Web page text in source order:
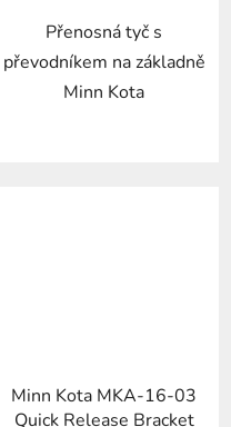
Přenosná tyč s
převodníkem na základně
Minn Kota
Minn Kota MKA-16-03
Quick Release Bracket